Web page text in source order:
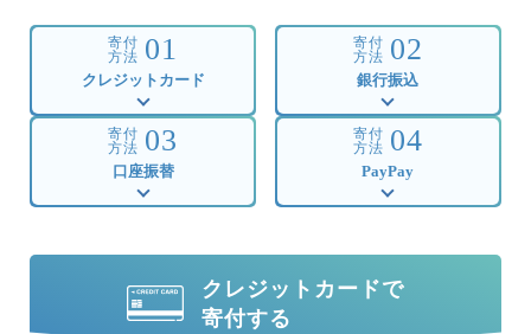
寄付
方法 01
クレジットカード
寄付
方法 02
銀行振込
寄付
方法 03
口座振替
寄付
方法 04
PayPay
クレジットカードで
寄付する